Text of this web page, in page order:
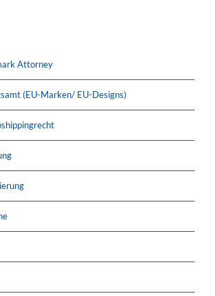
Attorney
(EU-Marken/ EU-Designs)